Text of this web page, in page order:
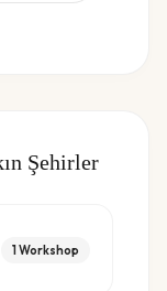
Şehirler
1 Workshop